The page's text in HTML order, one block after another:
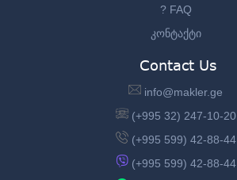
? FAQ
კონტაქტი
Contact Us
info@makler.ge
(+995 32) 247-10-20
(+995 599) 42-88-44
(+995 599) 42-88-44